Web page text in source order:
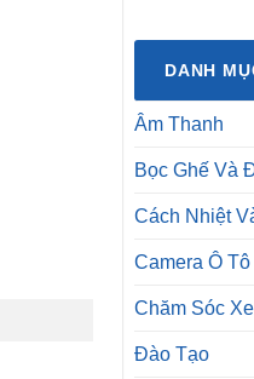
DANH
Âm Thanh
Bọc Ghế Và
Cách Nhiệt
Camera Ô Tô
Chăm Sóc
Đào Tạo